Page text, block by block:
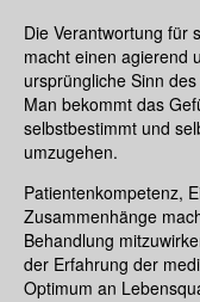
Die Verantwortung für
macht einen agierend
ursprüngliche Sinn
Man bekommt das
selbstbestimmt und
umzugehen.
Patientenkompetenz,
Zusammenhänge
Behandlung
der Erfahrung der
Optimum an